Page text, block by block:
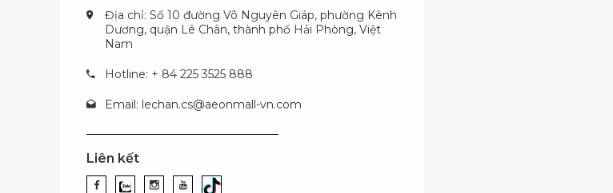
Địa chỉ: Số 10 đường Võ Nguyên Giáp, phường Kênh
Dương, quận Lê Chân, thành phố Hải Phòng, Việt
Nam
Hotline: + 84 225 3525 888
Email: lechan.cs@aeonmall-vn.com
Liên kết